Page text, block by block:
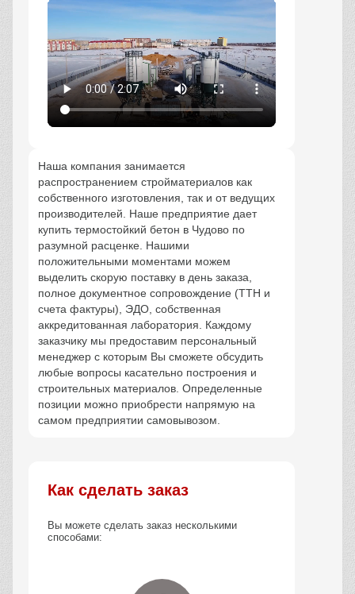
Наша компания занимается
распространением стройматериалов как
собственного изготовления, так и от ведущих
производителей. Наше предприятие дает
купить термостойкий бетон в Чудово по
разумной расценке. Нашими
положительными моментами можем
выделить скорую поставку в день заказа,
полное документное сопровождение (ТТН и
счета фактуры), ЭДО, собственная
аккредитованная лаборатория. Каждому
заказчику мы предоставим персональный
менеджер с которым Вы сможете обсудить
любые вопросы касательно построения и
строительных материалов. Определенные
позиции можно приобрести напрямую на
самом предприятии самовывозом.
Как сделать заказ
Вы можете сделать заказ несколькими
способами: